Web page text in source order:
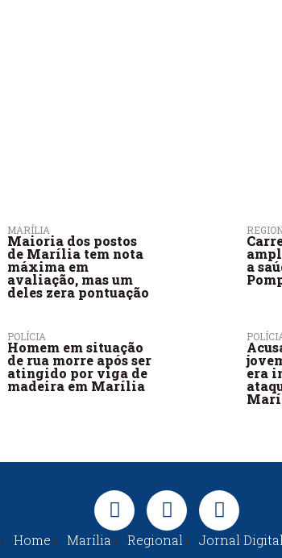
MARÍLIA
Maioria dos postos
de Marília tem nota
máxima em
avaliação, mas um
deles zera pontuação
a
POLÍCIA
Homem em situação
de rua morre após ser
atingido por viga de
madeira em Marília
era
Home Marília Regional Jornal Digital